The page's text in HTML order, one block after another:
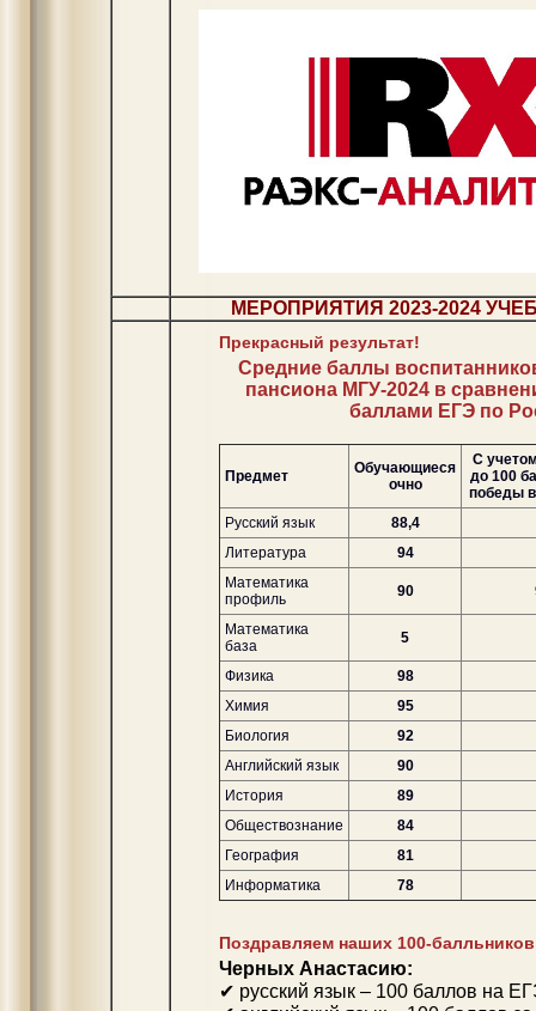
МЕРОПРИЯТИЯ 2023-2024
Прекрасный результат!
Средние баллы
пансиона МГУ-2024 в
баллами ЕГЭ по
Предмет
Обучающиеся
очно
С
до 100
победы
Русский язык
88,4
Литература
94
Математика
профиль
90
Математика
база
5
Физика
98
Химия
95
Биология
92
Английский язык
90
История
89
Обществознание
84
География
81
Информатика
78
Поздравляем наших 100-
Черных Анастасию:
✔ русский язык – 100 баллов на